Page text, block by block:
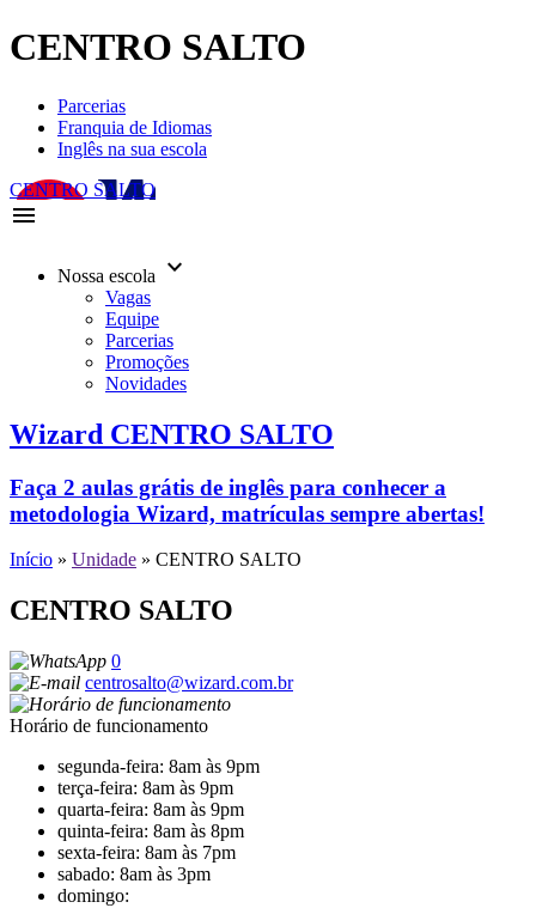
CENTRO SALTO
Parcerias
Franquia de Idiomas
Inglês na sua escola
CENTRO SALTO
menu
Nossa escola keyboard_arrow_down
Vagas
Equipe
Parcerias
Promoções
Novidades
Wizard CENTRO SALTO
Faça 2 aulas grátis de inglês para conhecer a
metodologia Wizard, matrículas sempre abertas!
Início » Unidade » CENTRO SALTO
CENTRO SALTO
0
centrosalto@wizard.com.br
Horário de funcionamento
segunda-feira: 8am às 9pm
terça-feira: 8am às 9pm
quarta-feira: 8am às 9pm
quinta-feira: 8am às 8pm
sexta-feira: 8am às 7pm
sabado: 8am às 3pm
domingo: